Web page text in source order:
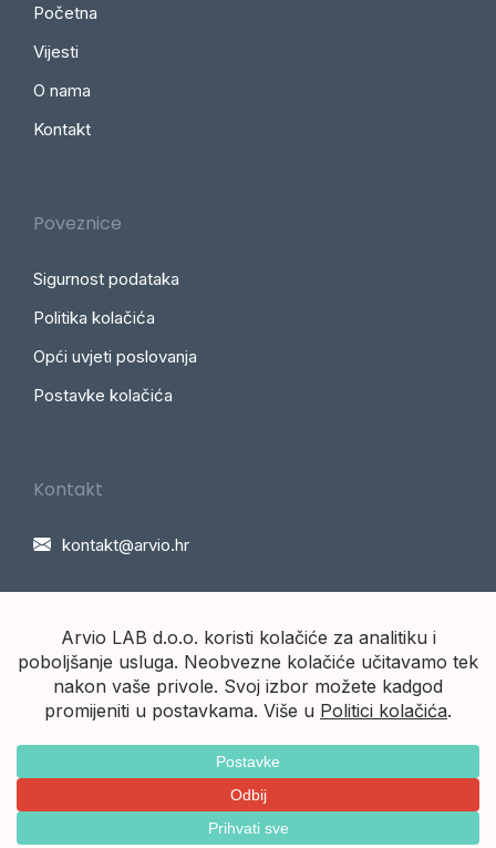
Početna
Vijesti
O nama
Kontakt
Poveznice
Sigurnost podataka
Politika kolačića
Opći uvjeti poslovanja
Postavke kolačića
Kontakt
kontakt@arvio.hr
Arvio d.o.o.Ⓒ 2018 - 2026